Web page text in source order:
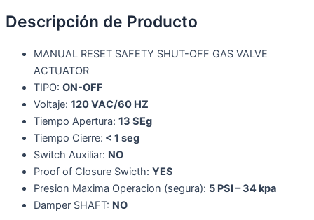
Descripción de Producto
MANUAL RESET SAFETY SHUT-OFF GAS VALVE
ACTUATOR
TIPO: ON-OFF
Voltaje: 120 VAC/60 HZ
Tiempo Apertura: 13 SEg
Tiempo Cierre: < 1 seg
Switch Auxiliar: NO
Proof of Closure Swicth: YES
Presion Maxima Operacion (segura): 5 PSI – 34 kpa
Damper SHAFT: NO